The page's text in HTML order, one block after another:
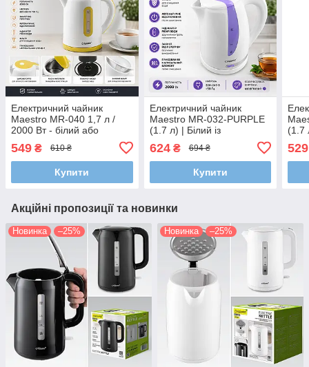
Електричний чайник
Maestro MR-040 1,7 л /
2000 Вт - білий або
кольоровими вставками
549 ₴ 610 ₴
Купити
Електричний чайник
Maestro MR-032-PURPLE
(1.7 л) | Білий із
фіолетовими вставками,
прихований нагрівач та
фільтр (2000 Вт)
624₴ 694 ₴
Купити
(1.7
529
Акційні пропозиції та новинки
Новинка –25% Новинка –25%